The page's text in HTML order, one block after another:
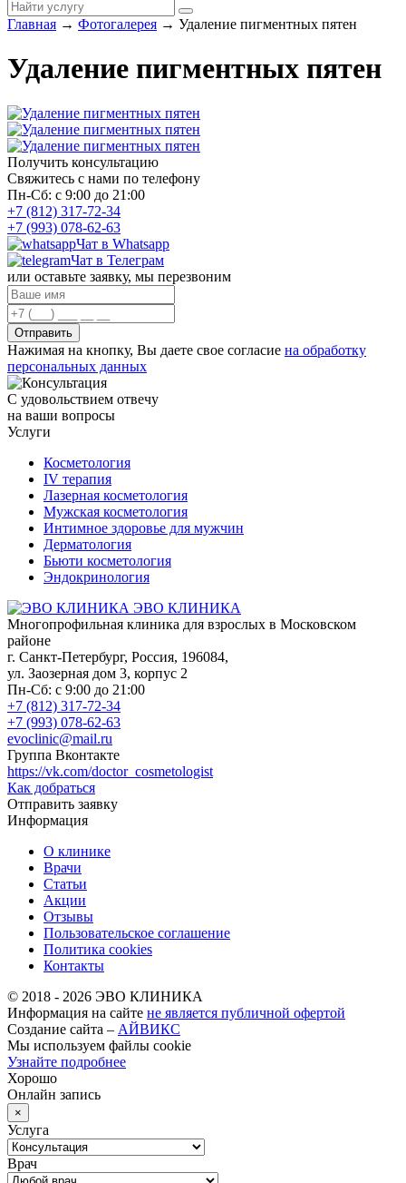
Главная → Фотогалерея → Удаление пигментных пятен
Удаление пигментных пятен
Получить консультацию
Свяжитесь с нами по телефону
Пн-Сб: с 9:00 до 21:00
+7 (812) 317-72-34
+7 (993) 078-62-63
Чат в Whatsapp
Чат в Телеграм
или оставьте заявку, мы перезвоним
Отправить
Нажимая на кнопку, Вы даете свое согласие на обработку
персональных данных
С удовольствием отвечу
на ваши вопросы
Услуги
Косметология
IV терапия
Лазерная косметология
Мужская косметология
Интимное здоровье для мужчин
Дерматология
Бьюти косметология
Эндокринология
ЭВО КЛИНИКА
Многопрофильная клиника для взрослых в Московском
районе
г. Санкт-Петербург, Россия, 196084,
ул. Заозерная дом 3, корпус 2
Пн-Сб: с 9:00 до 21:00
+7 (812) 317-72-34
+7 (993) 078-62-63
evoclinic@mail.ru
Группа Вконтакте
https://vk.com/doctor_cosmetologist
Как добраться
Отправить заявку
Информация
О клинике
Врачи
Статьи
Акции
Отзывы
Пользовательское соглашение
Политика cookies
Контакты
© 2018 - 2026 ЭВО КЛИНИКА
Информация на сайте не является публичной офертой
Создание сайта – АЙВИКС
Мы используем файлы cookie
Узнайте подробнее
Хорошо
Онлайн запись
×
Услуга
Врач